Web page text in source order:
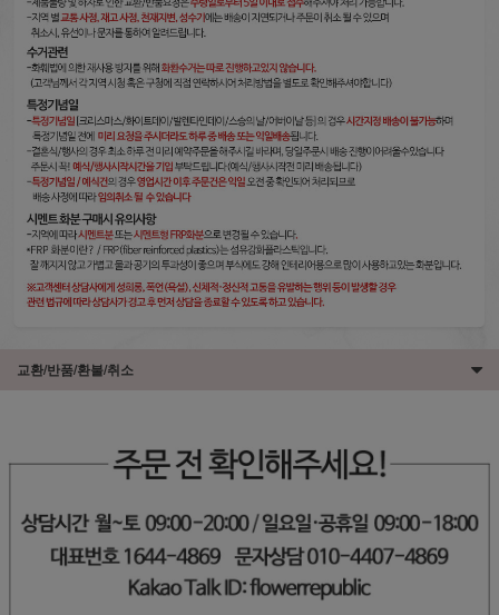
교환/반품/환불/취소